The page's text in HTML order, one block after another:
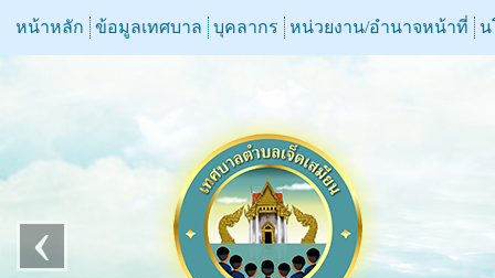
หน้าหลัก ข้อมูลเทศบาล บุคลากร หน่วยงาน/อำนาจหน้าที่ น
‹